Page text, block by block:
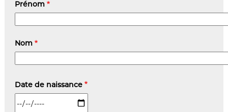
Prénom
Prénom
Nom
Date de naissance